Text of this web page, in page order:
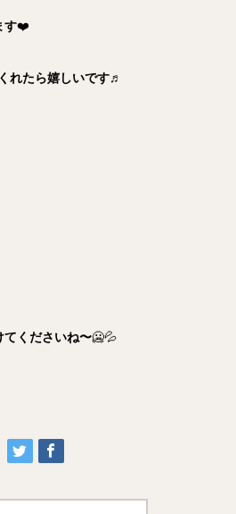
す❤️
れたら嬉しいです♬
てくださいね〜🥶💦